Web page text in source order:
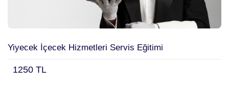
Yiyecek İçecek Hizmetleri Servis Eğitimi
1250 TL